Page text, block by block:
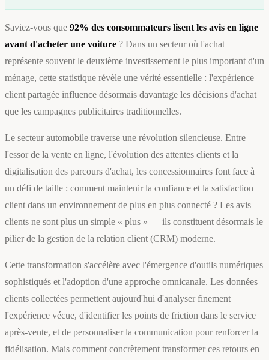
Saviez-vous que 92% des consommateurs lisent les avis en ligne
avant d'acheter une voiture ? Dans un secteur où l'achat
représente souvent le deuxième investissement le plus important d'un
ménage, cette statistique révèle une vérité essentielle : l'expérience
client partagée influence désormais davantage les décisions d'achat
que les campagnes publicitaires traditionnelles.
Le secteur automobile traverse une révolution silencieuse. Entre
l'essor de la vente en ligne, l'évolution des attentes clients et la
digitalisation des parcours d'achat, les concessionnaires font face à
un défi de taille : comment maintenir la confiance et la satisfaction
client dans un environnement de plus en plus connecté ? Les avis
clients ne sont plus un simple « plus » — ils constituent désormais le
pilier de la gestion de la relation client (CRM) moderne.
Cette transformation s'accélère avec l'émergence d'outils numériques
sophistiqués et l'adoption d'une approche omnicanale. Les données
clients collectées permettent aujourd'hui d'analyser finement
l'expérience vécue, d'identifier les points de friction dans le service
après-vente, et de personnaliser la communication pour renforcer la
fidélisation. Mais comment concrètement transformer ces retours en